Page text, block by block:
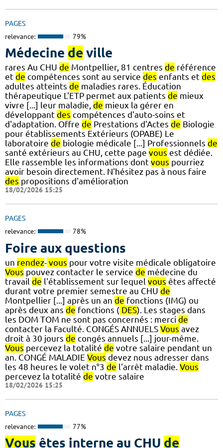
PAGES
relevance: 79%
Médecine de ville
rares Au CHU de Montpellier, 81 centres de référence
et de compétences sont au service des enfants et des
adultes atteints de maladies rares. Éducation
thérapeutique L'ETP permet aux patients de mieux
vivre [...] leur maladie, de mieux la gérer en
développant des compétences d'auto-soins et
d'adaptation. Offre de Prestations d'Actes de Biologie
pour établissements Extérieurs (OPABE) Le
laboratoire de biologie médicale [...] Professionnels de
santé extérieurs au CHU, cette page vous est dédiée.
Elle rassemble les informations dont vous pourriez
avoir besoin directement. N'hésitez pas à nous faire
des propositions d'amélioration
18/02/2026 15:25
PAGES
relevance: 78%
Foire aux questions
un rendez- vous pour votre visite médicale obligatoire
Vous pouvez contacter le service de médecine du
travail de l'établissement sur lequel vous êtes affecté
durant votre premier semestre au CHU de
Montpellier [...] après un an de fonctions (IMG) ou
après deux ans de fonctions ( DES). Les stages dans
les DOM TOM ne sont pas concernés : merci de
contacter la Faculté. CONGÉS ANNUELS Vous avez
droit à 30 jours de congés annuels [...] jour-même.
Vous percevez la totalité de votre salaire pendant un
an. CONGÉ MALADIE Vous devez nous adresser dans
les 48 heures le volet n°3 de l'arrêt maladie. Vous
percevez la totalité de votre salaire
18/02/2026 15:25
PAGES
relevance: 77%
Vous êtes interne au CHU de